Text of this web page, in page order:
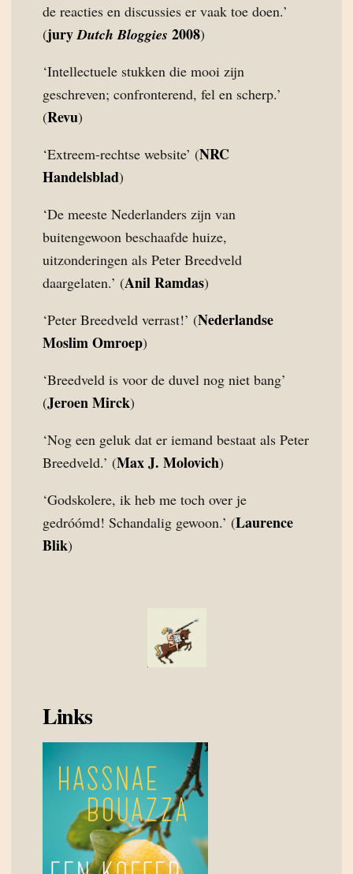
de reacties en discussies er vaak toe doen.’
(juryDutch Bloggies 2008)
‘Intellectuele stukken die mooi zijn
geschreven; confronterend, fel en scherp.’
(Revu)
‘Extreem-rechtse website’ (NRC
Handelsblad)
‘De meeste Nederlanders zijn van
buitengewoon beschaafde huize,
uitzonderingen als Peter Breedveld
daargelaten.’ (Anil Ramdas)
‘Peter Breedveld verrast!’ (Nederlandse
Moslim Omroep)
‘Breedveld is voor de duvel nog niet bang’
(Jeroen Mirck)
‘Nog een geluk dat er iemand bestaat als Peter
Breedveld.’ (Max J. Molovich)
‘Godskolere, ik heb me toch over je
gedróómd! Schandalig gewoon.’ (Laurence
Blik)
Links